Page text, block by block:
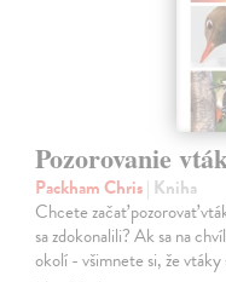
Pozorovanie
Packham Chris| Kniha
Chcete začať pozorovať
sa zdokonalili? Ak sa na
okolí - všimnete si, že vtáky